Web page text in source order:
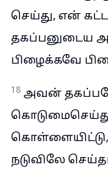
செய்து, என்
தகப்பனுடைய
பிழைக்கவே
18 அவன்
நடுவிலே